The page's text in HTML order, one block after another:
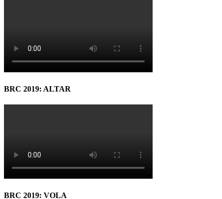
BRC 2019: ALTAR
BRC 2019: VOLA